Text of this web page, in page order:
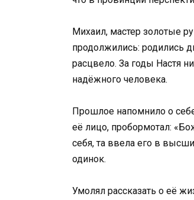
Михаил, мастер золотые
продолжились: родились
расцвело. За годы Настя
надёжного человека.
Прошлое напомнило о
её лицо, пробормотал:
себя, та ввела его в
одинок.
Умолял рассказать о её